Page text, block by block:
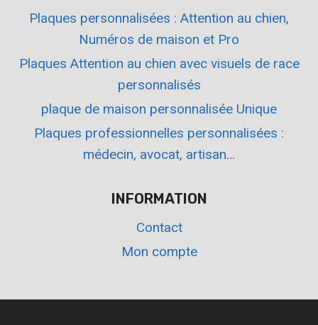
Plaques personnalisées : Attention au chien,
Numéros de maison et Pro
Plaques Attention au chien avec visuels de race
personnalisés
plaque de maison personnalisée Unique
Plaques professionnelles personnalisées :
médecin, avocat, artisan…
INFORMATION
Contact
Mon compte